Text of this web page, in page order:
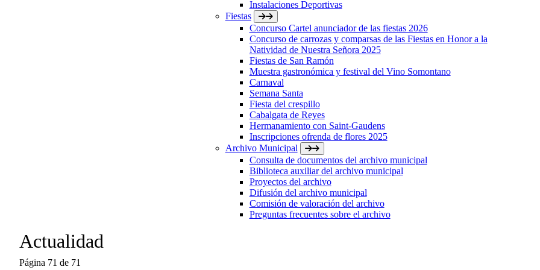
Instalaciones Deportivas
Fiestas
Concurso Cartel anunciador de las fiestas 2026
Concurso de carrozas y comparsas de las Fiestas en Honor a la
Natividad de Nuestra Señora 2025
Fiestas de San Ramón
Muestra gastronómica y festival del Vino Somontano
Carnaval
Semana Santa
Fiesta del crespillo
Cabalgata de Reyes
Hermanamiento con Saint-Gaudens
Inscripciones ofrenda de flores 2025
Archivo Municipal
Consulta de documentos del archivo municipal
Biblioteca auxiliar del archivo municipal
Proyectos del archivo
Difusión del archivo municipal
Comisión de valoración del archivo
Preguntas frecuentes sobre el archivo
Actualidad
Página 71 de 71